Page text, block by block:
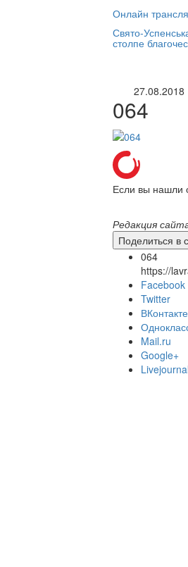
Онлайн
12 сентября
Свято-
столпе
27.08.2018
064
Если вы нашли
Редакция
Поделиться в
064
https://
Facebook
Twitter
ВКонтакте
Mail.ru
Google+
Livejournal